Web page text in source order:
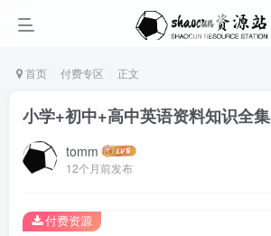
首页 付费专区 正文
小学+初中+高中英语资料知识全集
tomm
12个月前发布
付费资源